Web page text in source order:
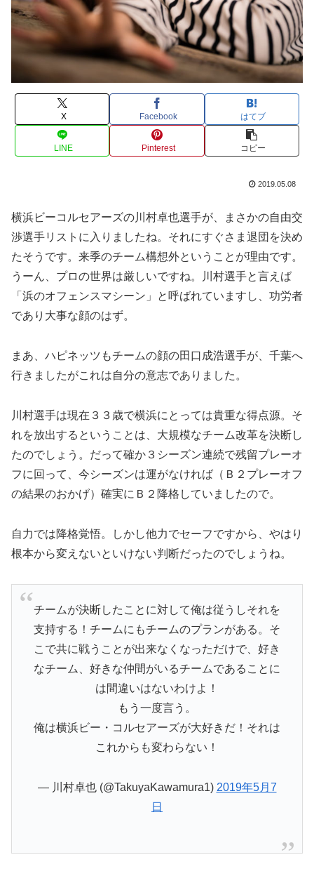
X Facebook はてブ
LINE Pinterest コピー
2019.05.08
横浜ビーコルセアーズの川村卓也選手が、まさかの自由交
渉選手リストに入りましたね。それにすぐさま退団を決め
たそうです。来季のチーム構想外ということが理由です。
うーん、プロの世界は厳しいですね。川村選手と言えば
「浜のオフェンスマシーン」と呼ばれていますし、功労者
であり大事な顔のはず。
まあ、ハピネッツもチームの顔の田口成浩選手が、千葉へ
行きましたがこれは自分の意志でありました。
川村選手は現在３３歳で横浜にとっては貴重な得点源。そ
れを放出するということは、大規模なチーム改革を決断し
たのでしょう。だって確か３シーズン連続で残留プレーオ
フに回って、今シーズンは運がなければ（Ｂ２プレーオフ
の結果のおかげ）確実にＢ２降格していましたので。
自力では降格覚悟。しかし他力でセーフですから、やはり
根本から変えないといけない判断だったのでしょうね。
チームが決断したことに対して俺は従うしそれを
支持する！チームにもチームのプランがある。そ
こで共に戦うことが出来なくなっただけで、好き
なチーム、好きな仲間がいるチームであることに
は間違いはないわけよ！
もう一度言う。
俺は横浜ビー・コルセアーズが大好きだ！それは
これからも変わらない！
— 川村卓也 (@TakuyaKawamura1) 2019年5月7
日